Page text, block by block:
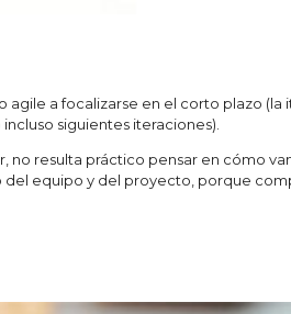
a focalizarse en el corto plazo
siguientes iteraciones).
resulta práctico pensar en cómo
equipo y del proyecto, porque